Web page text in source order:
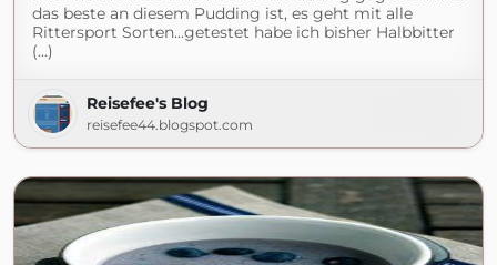
das beste an diesem Pudding ist, es geht mit alle
Rittersport Sorten...getestet habe ich bisher Halbbitter
(...)
Reisefee's Blog
reisefee44.blogspot.com